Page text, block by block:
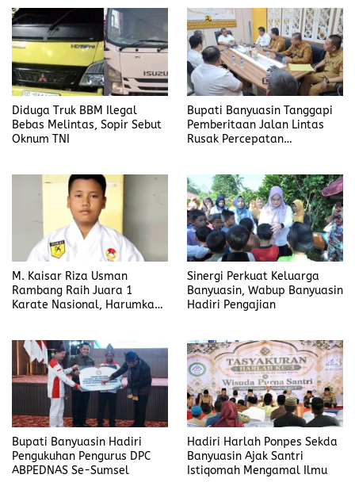
Diduga Truk BBM Ilegal
Bebas Melintas, Sopir Sebut
Oknum TNI
Bupati Banyuasin Tanggapi
Pemberitaan Jalan Lintas
Rusak Percepatan
M. Kaisar Riza Usman
Rambang Raih Juara 1
Karate Nasional, Harumkan
Sinergi Perkuat Keluarga
Banyuasin, Wabup Banyuasin
Hadiri Pengajian
Bupati Banyuasin Hadiri
Pengukuhan Pengurus DPC
ABPEDNAS Se-Sumsel
Hadiri Harlah Ponpes Sekda
Banyuasin Ajak Santri
Istiqomah Mengamal Ilmu